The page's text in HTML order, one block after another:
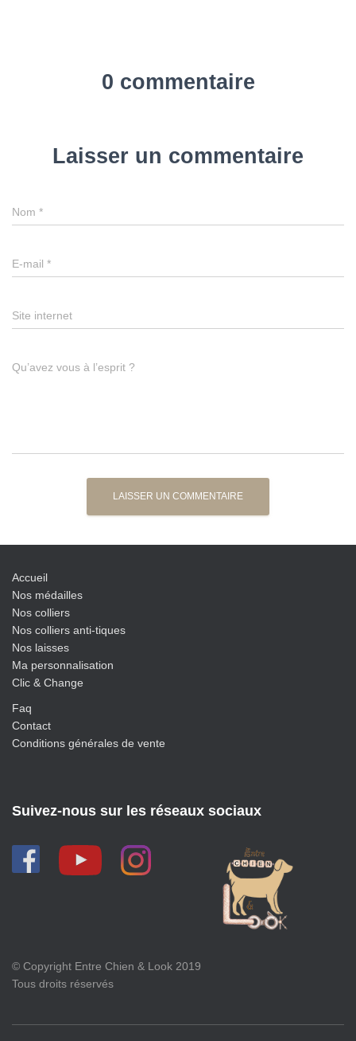
0 commentaire
Laisser un commentaire
Nom *
E-mail *
Site internet
Qu’avez vous à l’esprit ?
Accueil
Nos médailles
Nos colliers
Nos colliers anti-tiques
Nos laisses
Ma personnalisation
Clic & Change
Faq
Contact
Conditions générales de vente
Suivez-nous sur les réseaux sociaux
© Copyright Entre Chien & Look 2019
Tous droits réservés